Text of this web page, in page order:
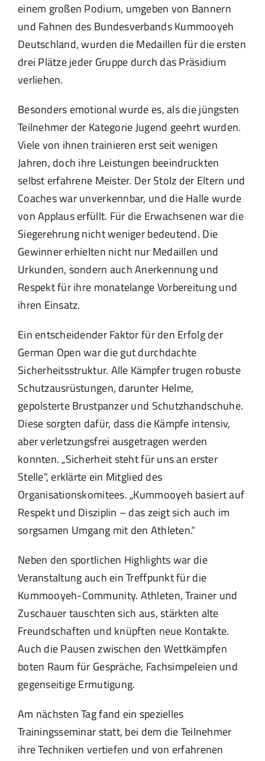
einem großen Podium, umgeben von Bannern
und Fahnen des Bundesverbands Kummooyeh
Deutschland, wurden die Medaillen für die ersten
drei Plätze jeder Gruppe durch das Präsidium
verliehen.
Besonders emotional wurde es, als die jüngsten
Teilnehmer der Kategorie Jugend geehrt wurden.
Viele von ihnen trainieren erst seit wenigen
Jahren, doch ihre Leistungen beeindruckten
selbst erfahrene Meister. Der Stolz der Eltern und
Coaches war unverkennbar, und die Halle wurde
von Applaus erfüllt. Für die Erwachsenen war die
Siegerehrung nicht weniger bedeutend. Die
Gewinner erhielten nicht nur Medaillen und
Urkunden, sondern auch Anerkennung und
Respekt für ihre monatelange Vorbereitung und
ihren Einsatz.
Ein entscheidender Faktor für den Erfolg der
German Open war die gut durchdachte
Sicherheitsstruktur. Alle Kämpfer trugen robuste
Schutzausrüstungen, darunter Helme,
gepolsterte Brustpanzer und Schutzhandschuhe.
Diese sorgten dafür, dass die Kämpfe intensiv,
aber verletzungsfrei ausgetragen werden
konnten. „Sicherheit steht für uns an erster
Stelle“, erklärte ein Mitglied des
Organisationskomitees. „Kummooyeh basiert auf
Respekt und Disziplin – das zeigt sich auch im
sorgsamen Umgang mit den Athleten.“
Neben den sportlichen Highlights war die
Veranstaltung auch ein Treffpunkt für die
Kummooyeh-Community. Athleten, Trainer und
Zuschauer tauschten sich aus, stärkten alte
Freundschaften und knüpften neue Kontakte.
Auch die Pausen zwischen den Wettkämpfen
boten Raum für Gespräche, Fachsimpeleien und
gegenseitige Ermutigung.
Am nächsten Tag fand ein spezielles
Trainingsseminar statt, bei dem die Teilnehmer
ihre Techniken vertiefen und von erfahrenen